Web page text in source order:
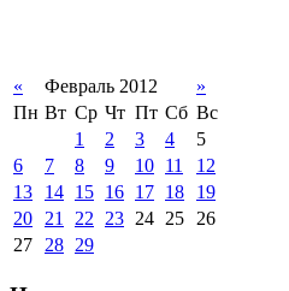
« Февраль 2012
»
Пн Вт Ср Чт Пт Сб Вс
1
2 3 4
5
6
7 8 9 10 11
12
13
14 15 16 17 18
19
20 21 22 23 24 25 26
27 28 29